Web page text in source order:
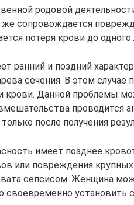
родовой
же сопровождается
потеря крови до одного
ранний и поздний
сечения. В этом
крови. Данной проблемы
проводится
после получения
имеет позднее
или повреждения
сепсисом. Женщина
установить